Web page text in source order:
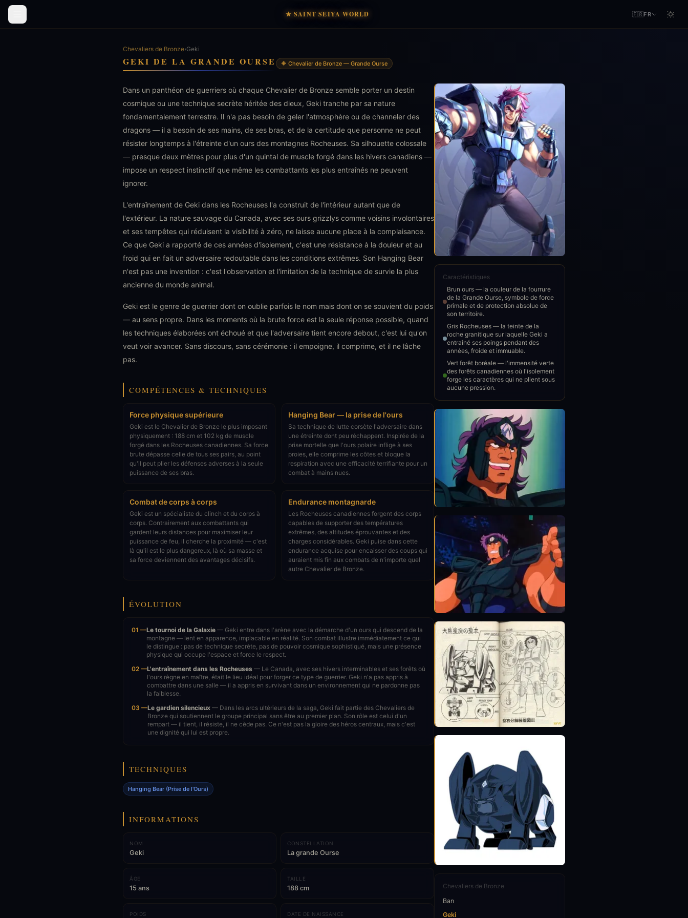
★ SAINT SEIYA WORLD 🇫🇷FR
Chevaliers de Bronze›Geki
GEKI DE LA GRANDE OURSE 🔶 Chevalier de Bronze — Grande Ourse
Dans un panthéon de guerriers où chaque Chevalier de Bronze semble porter un destin
cosmique ou une technique secrète héritée des dieux, Geki tranche par sa nature
fondamentalement terrestre. Il n'a pas besoin de geler l'atmosphère ou de channeler des
dragons — il a besoin de ses mains, de ses bras, et de la certitude que personne ne peut
résister longtemps à l'étreinte d'un ours des montagnes Rocheuses. Sa silhouette colossale
— presque deux mètres pour plus d'un quintal de muscle forgé dans les hivers canadiens —
impose un respect instinctif que même les combattants les plus entraînés ne peuvent
ignorer.
L'entraînement de Geki dans les Rocheuses l'a construit de l'intérieur autant que de
l'extérieur. La nature sauvage du Canada, avec ses ours grizzlys comme voisins involontaires
et ses tempêtes qui réduisent la visibilité à zéro, ne laisse aucune place à la complaisance.
Ce que Geki a rapporté de ces années d'isolement, c'est une résistance à la douleur et au
froid qui en fait un adversaire redoutable dans les conditions extrêmes. Son Hanging Bear
n'est pas une invention : c'est l'observation et l'imitation de la technique de survie la plus
ancienne du monde animal.
Geki est le genre de guerrier dont on oublie parfois le nom mais dont on se souvient du poids
— au sens propre. Dans les moments où la brute force est la seule réponse possible, quand
les techniques élaborées ont échoué et que l'adversaire tient encore debout, c'est lui qu'on
veut voir avancer. Sans discours, sans cérémonie : il empoigne, il comprime, et il ne lâche
pas.
COMPÉTENCES & TECHNIQUES
Force physique supérieure
Geki est le Chevalier de Bronze le plus imposant
physiquement : 188 cm et 102 kg de muscle
forgé dans les Rocheuses canadiennes. Sa force
brute dépasse celle de tous ses pairs, au point
qu'il peut plier les défenses adverses à la seule
puissance de ses bras.
Hanging Bear — la prise de l'ours
Sa technique de lutte corsète l'adversaire dans
une étreinte dont peu réchappent. Inspirée de la
prise mortelle que l'ours polaire inflige à ses
proies, elle comprime les côtes et bloque la
respiration avec une efficacité terrifiante pour un
combat à mains nues.
Combat de corps à corps
Geki est un spécialiste du clinch et du corps à
corps. Contrairement aux combattants qui
gardent leurs distances pour maximiser leur
puissance de feu, il cherche la proximité — c'est
là qu'il est le plus dangereux, là où sa masse et
sa force deviennent des avantages décisifs.
Endurance montagnarde
Les Rocheuses canadiennes forgent des corps
capables de supporter des températures
extrêmes, des altitudes éprouvantes et des
charges considérables. Geki puise dans cette
endurance acquise pour encaisser des coups qui
auraient mis fin aux combats de n'importe quel
autre Chevalier de Bronze.
ÉVOLUTION
01 —Le tournoi de la Galaxie — Geki entre dans l'arène avec la démarche d'un ours qui descend de la
montagne — lent en apparence, implacable en réalité. Son combat illustre immédiatement ce qui
le distingue : pas de technique secrète, pas de pouvoir cosmique sophistiqué, mais une présence
physique qui occupe l'espace et force le respect.
02 —L'entraînement dans les Rocheuses — Le Canada, avec ses hivers interminables et ses forêts où
l'ours règne en maître, était le lieu idéal pour forger ce type de guerrier. Geki n'a pas appris à
combattre dans une salle — il a appris en survivant dans un environnement qui ne pardonne pas
la faiblesse.
03 —Le gardien silencieux — Dans les arcs ultérieurs de la saga, Geki fait partie des Chevaliers de
Bronze qui soutiennent le groupe principal sans être au premier plan. Son rôle est celui d'un
rempart — il tient, il résiste, il ne cède pas. Ce n'est pas la gloire des héros centraux, mais c'est
une dignité qui lui est propre.
TECHNIQUES
Hanging Bear (Prise de l'Ours)
INFORMATIONS
NOM
Geki
CONSTELLATION
La grande Ourse
ÂGE
15 ans
TAILLE
188 cm
POIDS DATE DE NAISSANCE
Caractéristiques
Brun ours — la couleur de la fourrure
de la Grande Ourse, symbole de force
primale et de protection absolue de
son territoire.
Gris Rocheuses — la teinte de la
roche granitique sur laquelle Geki a
entraîné ses poings pendant des
années, froide et immuable.
Vert forêt boréale — l'immensité verte
des forêts canadiennes où l'isolement
forge les caractères qui ne plient sous
aucune pression.
Chevaliers de Bronze
Ban
Geki